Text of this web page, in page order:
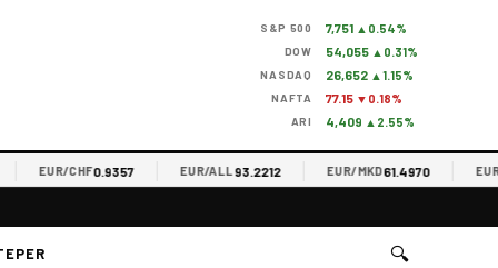
S&P 500 7,751 ▲0.54%
DOW 54,055 ▲0.31%
NASDAQ 26,652 ▲1.15%
NAFTA 77.15 ▼0.18%
ARI 4,409 ▲2.55%
EUR/CHF0.9357 EUR/ALL93.2212 EUR/MKD61.4970 EUR/RSD
🔍